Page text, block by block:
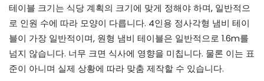
테이블 크기는 식당 계획의 크기에 맞게 정해야 하며, 일반적으
로 인원 수에 따라 모양이 다릅니다. 4인용 정사각형 냄비 테이
블이 가장 일반적이며, 원형 냄비 테이블은 일반적으로 1.6m를
넘지 않습니다. 너무 크면 식사에 영향을 미칩니다. 물론 이는 표
준이 아니며 실제 상황에 따라 맞춤 제작할 수 있습니다.